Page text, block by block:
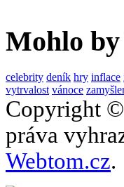
Mohlo
celebrity deník hry inflace
vytrvalost vánoce
Copyright
práva
Webtom.cz.